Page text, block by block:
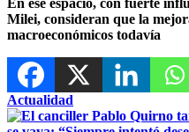
En ese espacio, con fuerte
Milei, consideran que la
macroeconómicos todavía
Actualidad